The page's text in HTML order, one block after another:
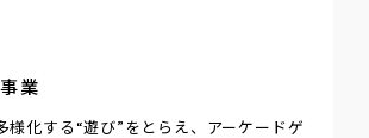
業
様化する“遊び”をとらえ、アーケードゲ